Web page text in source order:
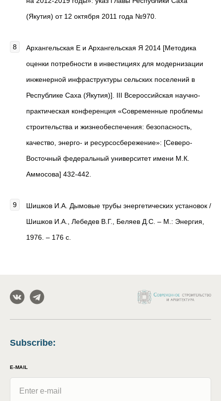
(Якутия) от 12 октября 2011 года №970.
Архангельская Е и Архангельская Я 2014 [Методика
оценки потребности в инвестициях для модернизации
инженерной инфраструктуры сельских поселений в
Республике Саха (Якутия)]. III Всероссийская научно-
практическая конференция «Современные проблемы
строительства и жизнеобеспечения: безопасность,
качество, энерго- и ресурсосбережение»: [Северо-
Восточный федеральный университет имени М.К.
Аммосова] 432-442.
Шишков И.А. Дымовые трубы энергетических установок /
Шишков И.А., Лебедев В.Г., Беляев Д.С. – М.: Энергия,
1976. – 176 с.
Subscribe:
E-MAIL